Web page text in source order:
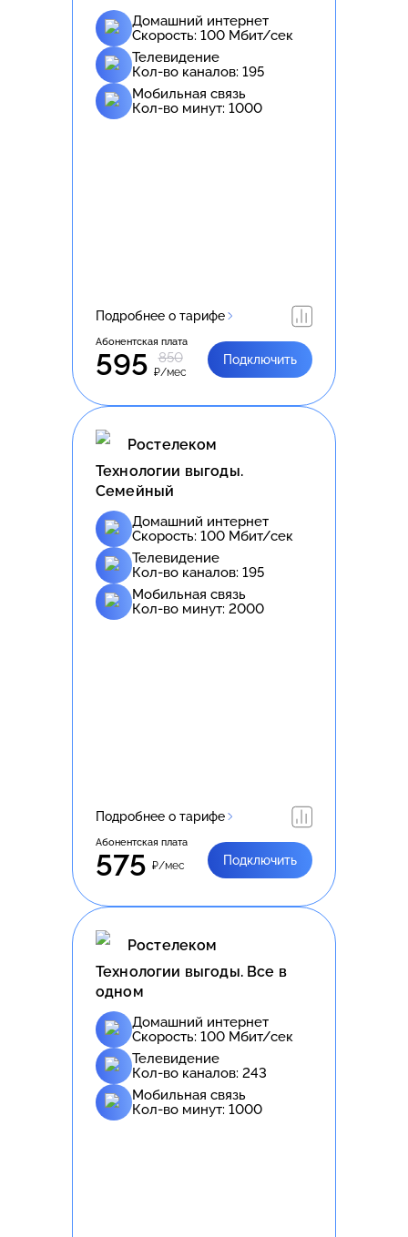
Домашний интернет
Скорость: 100 Мбит/сек
Телевидение
Кол-во каналов: 195
Мобильная связь
Кол-во минут: 1000
Подробнее о тарифе
Абонентская плата
595 850
₽/мес
Подключить
Ростелеком
Технологии выгоды.
Семейный
Домашний интернет
Скорость: 100 Мбит/сек
Телевидение
Кол-во каналов: 195
Мобильная связь
Кол-во минут: 2000
Подробнее о тарифе
Абонентская плата
575 ₽/мес Подключить
Ростелеком
Технологии выгоды. Все в
одном
Домашний интернет
Скорость: 100 Мбит/сек
Телевидение
Кол-во каналов: 243
Мобильная связь
Кол-во минут: 1000